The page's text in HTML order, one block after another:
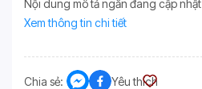
Nội dung mô tả ngắn đang cập nhật
Xem thông tin chi tiết
Chia sẻ: Yêu thích